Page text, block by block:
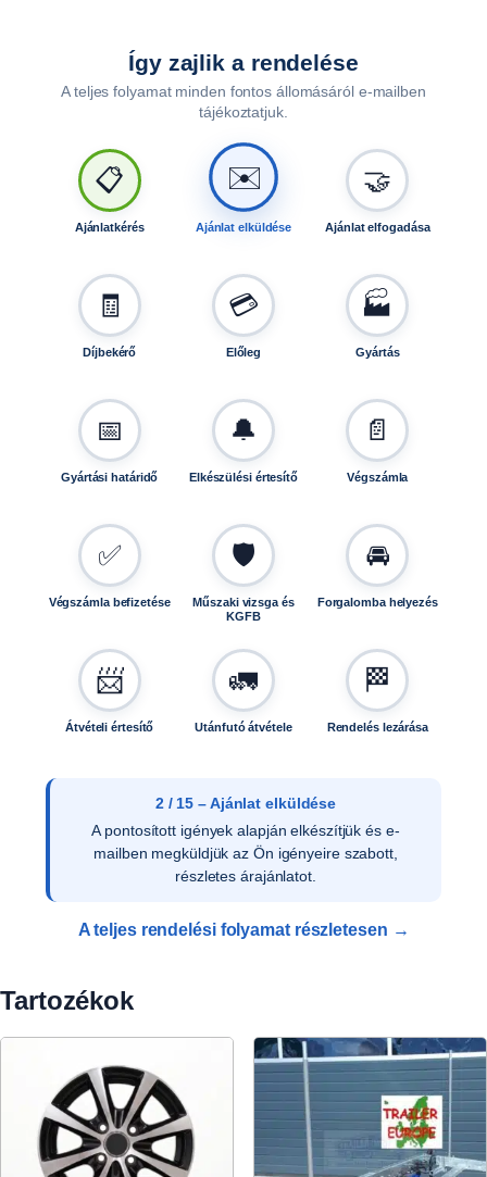
Így zajlik a rendelése
A teljes folyamat minden fontos állomásáról e-mailben
tájékoztatjuk.
📋
Ajánlatkérés
✉️
Ajánlat elküldése
🤝
Ajánlat elfogadása
🧾
Díjbekérő
💳
Előleg
🏭
Gyártás
📅
Gyártási határidő
🔔
Elkészülési értesítő
📄
Végszámla
✅
Végszámla befizetése
🛡️
Műszaki vizsga és
KGFB
🚘
Forgalomba helyezés
📨
Átvételi értesítő
🚛
Utánfutó átvétele
🏁
Rendelés lezárása
3 / 15 – Ajánlat elfogadása
Az ajánlat írásos elfogadását követően ellenőrizzük
a vevői adatokat, és rendelését rögzítjük
rendszerünkben.
A teljes rendelési folyamat részletesen →
Tartozékok